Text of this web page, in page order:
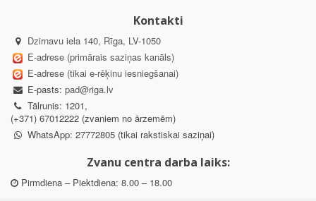
Kontakti
Dzirnavu iela 140, Rīga, LV-1050
E-adrese (primārais saziņas kanāls)
E-adrese (tikai e-rēķinu iesniegšanai)
E-pasts: pad@riga.lv
Tālrunis: 1201,
(+371) 67012222 (zvaniem no ārzemēm)
WhatsApp: 27772805 (tikai rakstiskai saziņai)
Zvanu centra darba laiks:
Pirmdiena – Piektdiena: 8.00 – 18.00